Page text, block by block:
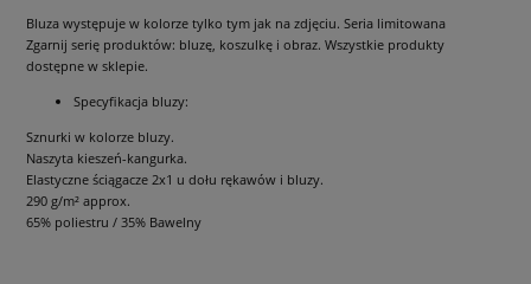
Bluza występuje w kolorze tylko tym jak na zdjęciu. Seria limitowana
Zgarnij serię produktów: bluzę, koszulkę i obraz. Wszystkie produkty
dostępne w sklepie.
Specyfikacja bluzy:
Sznurki w kolorze bluzy.
Naszyta kieszeń-kangurka.
Elastyczne ściągacze 2x1 u dołu rękawów i bluzy.
290 g/m² approx.
65% poliestru / 35% Bawelny